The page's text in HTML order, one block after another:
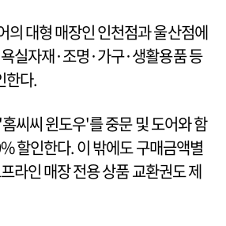
의 대형 매장인 인천점과 울산점에
실자재·조명·가구·생활용품 등
한다.
씨씨 윈도우'를 중문 및 도어와 함
할인한다. 이 밖에도 구매금액별
라인 매장 전용 상품 교환권도 제